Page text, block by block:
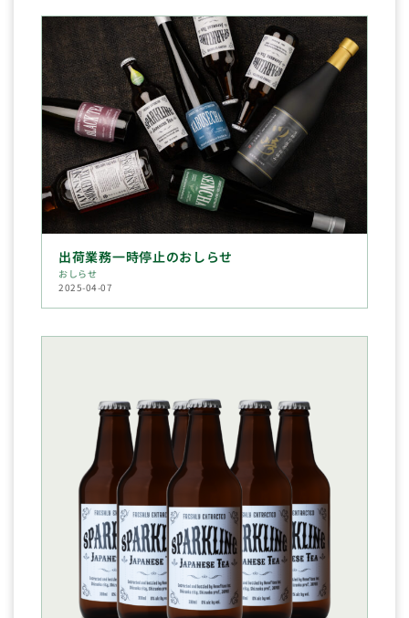
出荷業務一時停止のおしらせ
おしらせ
2025-04-07